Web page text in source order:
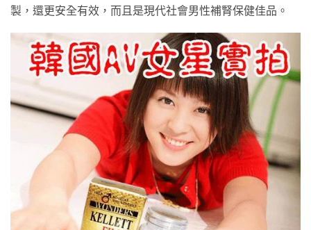
製，還更安全有效，而且是現代社會男性補腎保健佳品。